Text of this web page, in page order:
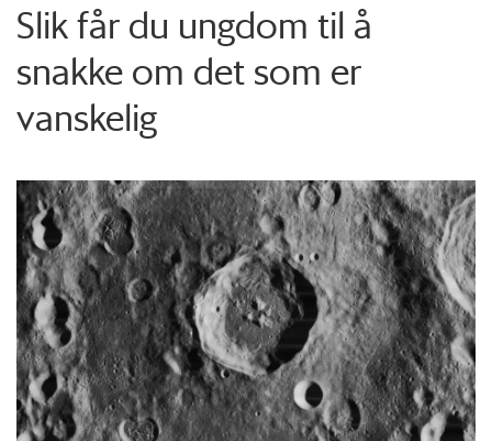
Slik får du ungdom til å
snakke om det som er
vanskelig